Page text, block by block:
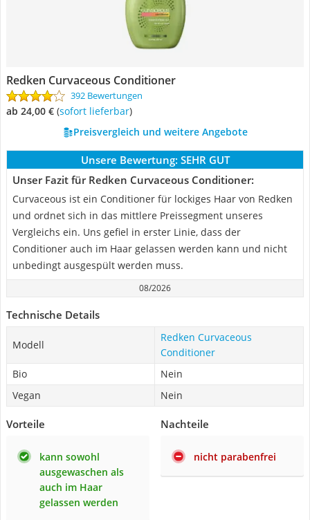
Redken Curvaceous Conditioner
392 Bewertungen
ab 24,00 € ( Sofort lieferbar)
Preisvergleich und weitere Angebote
Unsere Bewertung: SEHR GUT
Unser Fazit für Redken Curvaceous Conditioner:
Curvaceous ist ein Conditioner für lockiges Haar von Redken
und ordnet sich in das mittlere Preissegment unseres
Vergleichs ein. Uns gefiel in erster Linie, dass der
Conditioner auch im Haar gelassen werden kann und nicht
unbedingt ausgespült werden muss.
08/2026
Technische Details
Modell
Redken Curvaceous
Conditioner
Bio
Nein
Vegan
Nein
Vorteile
kann sowohl
ausgewaschen als
auch im Haar
gelassen werden
Nachteile
nicht parabenfrei